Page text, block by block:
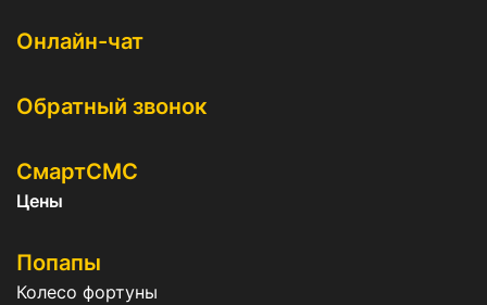
Онлайн-чат
Обратный звонок
СмартСМС
Цены
Попапы
Колесо фортуны